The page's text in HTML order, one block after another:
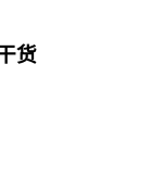
货